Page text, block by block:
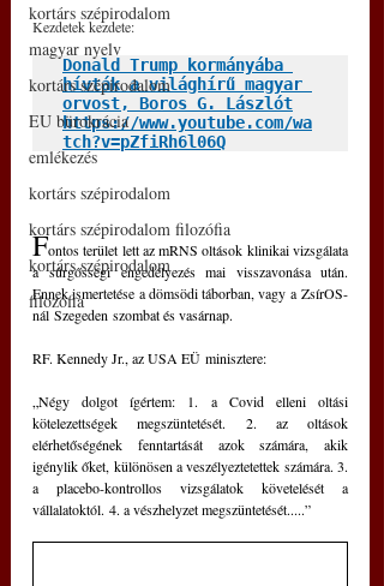
kortárs szépirodalom
magyar nyelv
kortárs szépirodalom
EU bürokrácia
emlékezés
kortárs szépirodalom
kortárs szépirodalom filozófia
kortárs szépirodalom
filozófia
Kezdetek kezdete:
Donald Trump kormányába
hívták a világhírű magyar
orvost, Boros G. Lászlót
https://www.youtube.com/wa
tch?v=pZfiRh6l06Q
Fontos terület lett az mRNS oltások klinikai vizsgálata
a sűrgősségi engedélyezés mai visszavonása után.
Ennek ismertetése a dömsödi táborban, vagy a ZsírOS-
nál Szegeden szombat és vasárnap.
RF. Kennedy Jr., az USA EÜ minisztere:
„Négy dolgot ígértem: 1. a Covid elleni oltási
kötelezettségek megszüntetését. 2. az oltások
elérhetőségének fenntartását azok számára, akik
igénylik őket, különösen a veszélyeztetettek számára. 3.
a placebo-kontrollos vizsgálatok követelését a
vállalatoktól. 4. a vészhelyzet megszüntetését.....”